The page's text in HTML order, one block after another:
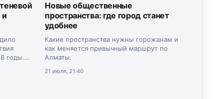
годы.
Новые общественные
пространства: где город станет
удобнее
Какие пространства нужны горожанам и
как меняется привычный маршрут по
Алматы.
21 июля, 21:40